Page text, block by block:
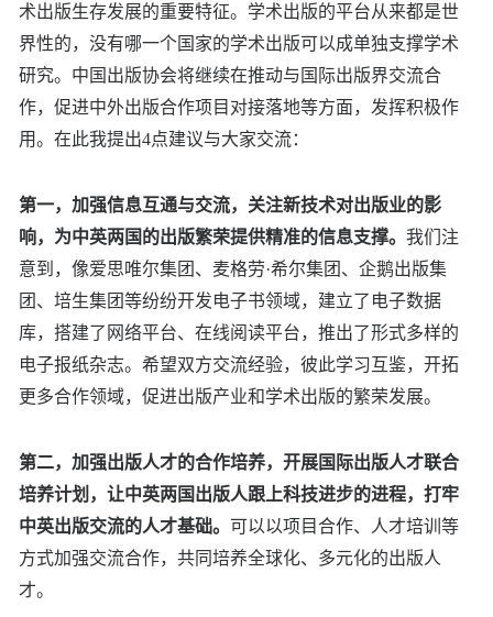
术出版生存发展的重要特征。学术出版的平台从来都是世
界性的，没有哪一个国家的学术出版可以成单独支撑学术
研究。中国出版协会将继续在推动与国际出版界交流合
作，促进中外出版合作项目对接落地等方面，发挥积极作
用。在此我提出4点建议与大家交流：
第一，加强信息互通与交流，关注新技术对出版业的影
响，为中英两国的出版繁荣提供精准的信息支撑。 我们注
意到，像爱思唯尔集团、麦格劳·希尔集团、企鹅出版集
团、培生集团等纷纷开发电子书领域，建立了电子数据
库，搭建了网络平台、在线阅读平台，推出了形式多样的
电子报纸杂志。希望双方交流经验，彼此学习互鉴，开拓
更多合作领域，促进出版产业和学术出版的繁荣发展。
第二，加强出版人才的合作培养，开展国际出版人才联合
培养计划，让中英两国出版人跟上科技进步的进程，打牢
中英出版交流的人才基础。 可以以项目合作、人才培训等
方式加强交流合作，共同培养全球化、多元化的出版人
才。